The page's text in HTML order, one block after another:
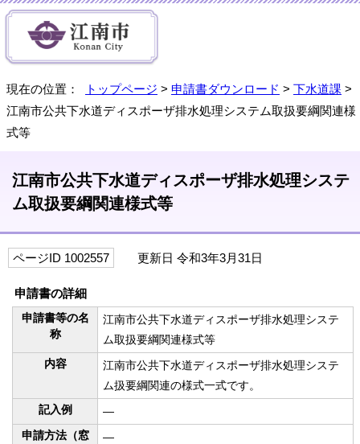
現在の位置： トップページ > 申請書ダウンロード > 下水道課 >
江南市公共下水道ディスポーザ排水処理システム取扱要綱関連様
式等
江南市公共下水道ディスポーザ排水処理システ
ム取扱要綱関連様式等
ページID 1002557 更新日 令和3年3月31日
申請書の詳細
申請書等の名
称
江南市公共下水道ディスポーザ排水処理システ
ム取扱要綱関連様式等
内容
江南市公共下水道ディスポーザ排水処理システ
ム扱要綱関連の様式一式です。
記入例
—
申請方法（窓
—